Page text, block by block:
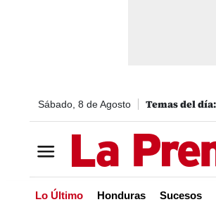
Sábado, 8 de Agosto
Lo Último Honduras Sucesos